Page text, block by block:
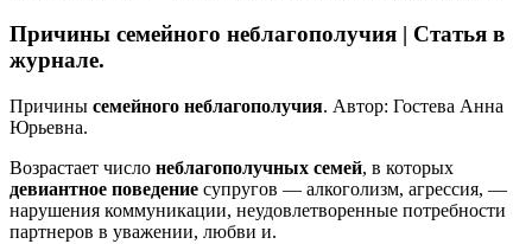
Причины семейного неблагополучия | Статья в
журнале.
Причины семейного неблагополучия. Автор: Гостева Анна
Юрьевна.
Возрастает число неблагополучных семей, в которых
девиантное поведение супругов — алкоголизм, агрессия, —
нарушения коммуникации, неудовлетворенные потребности
партнеров в уважении, любви и.